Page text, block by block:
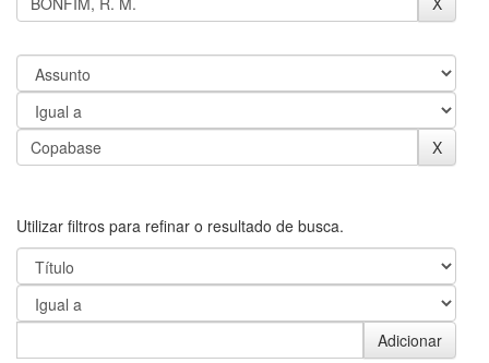
Utilizar filtros para refinar o resultado de busca.